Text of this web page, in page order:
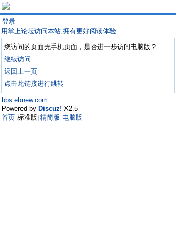
登录
用掌上论坛访问本站,拥有更好阅读体验
您访问的页面无手机页面，是否进一步访问电脑版？
继续访问
返回上一页
点击此链接进行跳转
bbs.ebnew.com
Powered by Discuz! X2.5
首页 标准版 精简版 电脑版